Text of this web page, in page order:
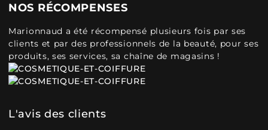
NOS RÉCOMPENSES
Marionnaud a été récompensé plusieurs fois par ses
clients et par des professionnels de la beauté, pour ses
produits, ses services, sa chaîne de magasins !
L'avis des clients